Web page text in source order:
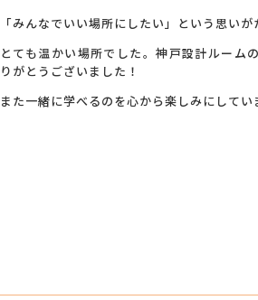
「みんなでいい場所にしたい」という思い
とても温かい場所でした。神戸設計ルーム
りがとうございました！
また一緒に学べるのを心から楽しみにしてい